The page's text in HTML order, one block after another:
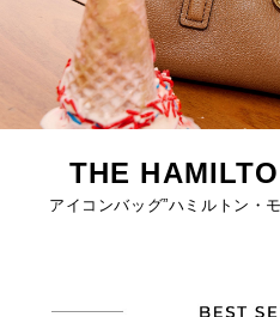
THE
アイコンバッグ”ハミルトン・